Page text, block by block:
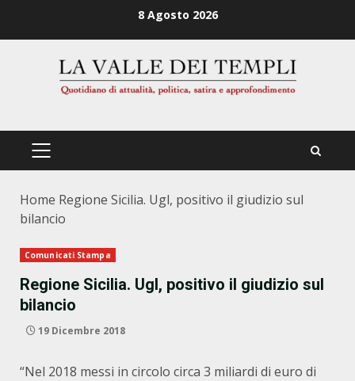
8 Agosto 2026
PRIMÄRES
Home Regione Sicilia. Ugl, positivo il giudizio sul
bilancio
Comunicati Stampa
Regione Sicilia. Ugl, positivo il giudizio sul
bilancio
19 Dicembre 2018
“Nel 2018 messi in circolo circa 3 miliardi di euro di